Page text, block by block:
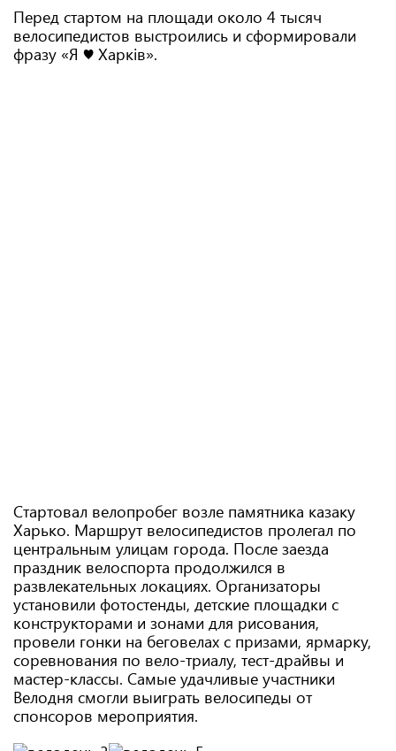
Перед стартом на площади около 4 тысяч
велосипедистов выстроились и сформировали
фразу «Я ♥ Харків».
Стартовал велопробег возле памятника казаку
Харько. Маршрут велосипедистов пролегал по
центральным улицам города. После заезда
праздник велоспорта продолжился в
развлекательных локациях. Организаторы
установили фотостенды, детские площадки с
конструкторами и зонами для рисования,
провели гонки на беговелах с призами, ярмарку,
соревнования по вело-триалу, тест-драйвы и
мастер-классы. Самые удачливые участники
Велодня смогли выиграть велосипеды от
спонсоров мероприятия.